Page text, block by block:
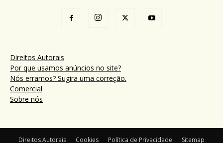
Direitos Autorais
Por que usamos anúncios no site?
Nós erramos? Sugira uma correção.
Comercial
Sobre nós
Direitos Autorais Cookies Política de Privacidade Sitemap